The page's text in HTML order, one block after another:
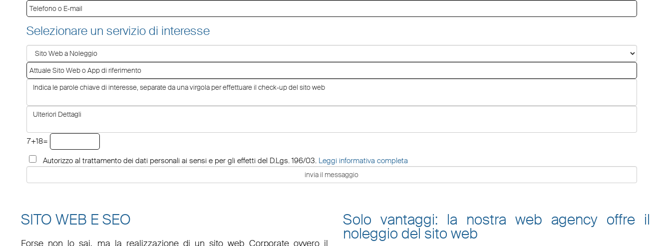
Selezionare un servizio di interesse
7+18=
Autorizzo al trattamento dei dati personali ai sensi e per gli effetti del D.Lgs. 196/03. Leggi informativa completa
SITO WEB E SEO Solo vantaggi: la nostra web agency offre il
noleggio del sito web